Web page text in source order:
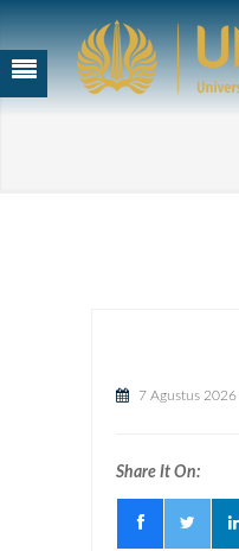
7 Agustus 2026
Share It On: